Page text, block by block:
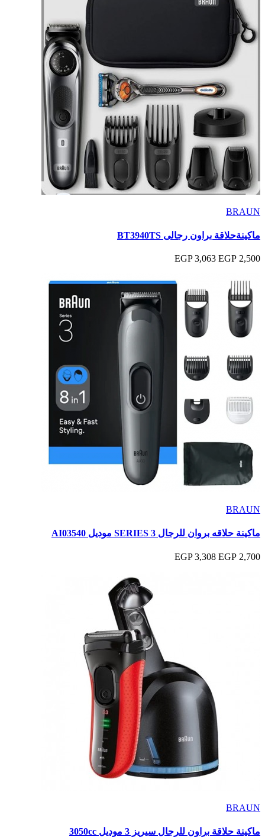
BRAUN
ماكينةحلاقة براون رجالى BT3940TS
2,500 EGP
3,063 EGP
BRAUN
ماكينة حلاقه بروان للرجال SERIES 3 موديل AI03540
2,700 EGP
3,308 EGP
BRAUN
ماكينة حلاقة براون للرجال سيريز 3 موديل 3050cc